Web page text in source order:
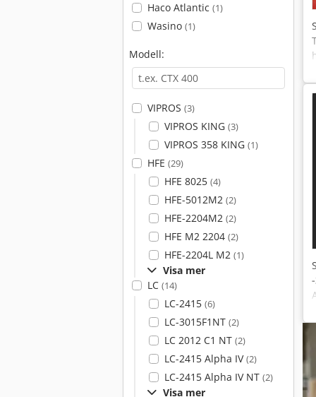
Haco Atlantic (1)
Wasino (1)
Modell:
VIPROS (3)
VIPROS KING (3)
VIPROS 358 KING (1)
HFE (29)
HFE 8025 (4)
HFE-5012M2 (2)
HFE-2204M2 (2)
HFE M2 2204 (2)
HFE-2204L M2 (1)
Visa mer
LC (14)
LC-2415 (6)
LC-3015F1NT (2)
LC 2012 C1 NT (2)
LC-2415 Alpha IV(2)
LC-2415 Alpha IV NT (2)
Visa mer